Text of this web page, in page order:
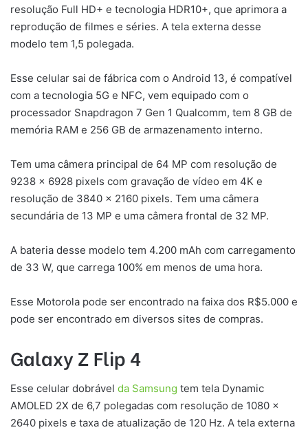
resolução Full HD+ e tecnologia HDR10+, que aprimora a
reprodução de filmes e séries. A tela externa desse
modelo tem 1,5 polegada.
Esse celular sai de fábrica com o Android 13, é compatível
com a tecnologia 5G e NFC, vem equipado com o
processador Snapdragon 7 Gen 1 Qualcomm, tem 8 GB de
memória RAM e 256 GB de armazenamento interno.
Tem uma câmera principal de 64 MP com resolução de
9238 x 6928 pixels com gravação de vídeo em 4K e
resolução de 3840 x 2160 pixels. Tem uma câmera
secundária de 13 MP e uma câmera frontal de 32 MP.
A bateria desse modelo tem 4.200 mAh com carregamento
de 33 W, que carrega 100% em menos de uma hora.
Esse Motorola pode ser encontrado na faixa dos R$5.000 e
pode ser encontrado em diversos sites de compras.
Galaxy Z Flip 4
Esse celular dobrável da Samsung tem tela Dynamic
AMOLED 2X de 6,7 polegadas com resolução de 1080 x
2640 pixels e taxa de atualização de 120 Hz. A tela externa